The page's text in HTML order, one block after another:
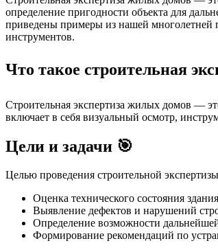
определение пригодности объекта для
приведены примеры из нашей многолетней
инструментов.
Что такое строительная
Строительная экспертиза жилых домов —
включает в себя визуальный осмотр,
Цели и задачи 🎯
Целью проведения строительной
Оценка технического состояния
Выявление дефектов и нарушений
Определение возможности
Формирование рекомендаций по